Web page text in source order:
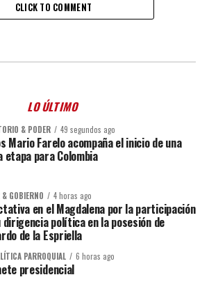
CLICK TO COMMENT
LO ÚLTIMO
& PODER 49 segundos ago
Mario Farelo acompaña el inicio de una
etapa para Colombia
& GOBIERNO 4 horas ago
en el Magdalena por la participación
dirigencia política en la posesión de
de la Espriella
PARROQUIAL 6 horas ago
presidencial